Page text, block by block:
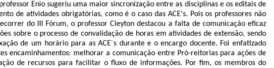
Enio sugeriu uma maior sincronização entre as disciplinas e os editais de
de atividades obrigatórias, como é o caso das ACE's. Pois os professores não
do III Fórum, o professor Cleyton destacou a falta de comunicação eficaz
sobre o processo de convalidação de horas em atividades de extensão, sendo
de um horário para as ACE´s durante e o encargo docente. Foi enfatizado
encaminhamentos: melhorar a comunicação entre Pró-reitorias para ações de
de recursos para facilitar o fluxo de informações. Por fim, os membros do